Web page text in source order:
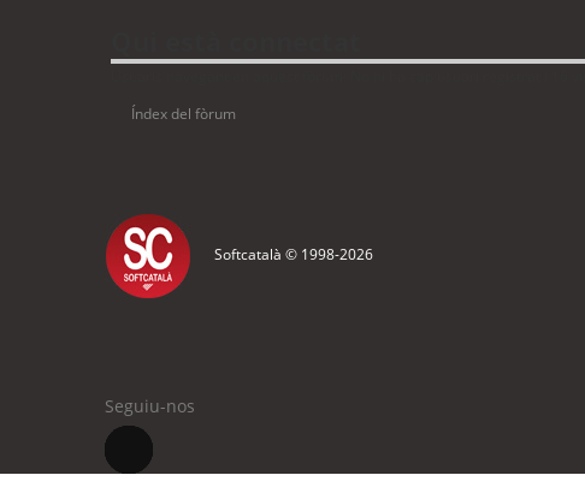
Índex del fòrum
Softcatalà © 1998-2026
Seguiu-nos